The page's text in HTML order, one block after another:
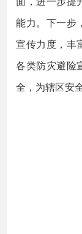
能力。下一步
宣传力度，丰
各类防灾避险
全，为辖区安